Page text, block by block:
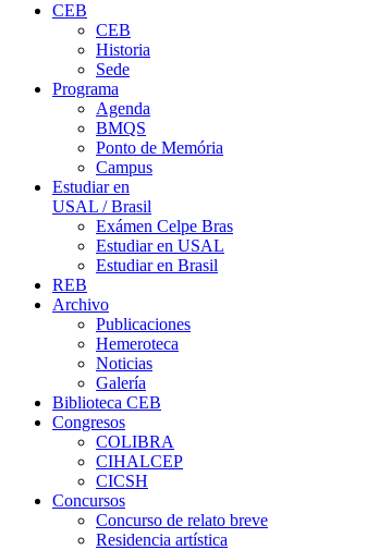
CEB
CEB
Historia
Sede
Programa
Agenda
BMQS
Ponto de Memória
Campus
Estudiar en
USAL / Brasil
Exámen Celpe Bras
Estudiar en USAL
Estudiar en Brasil
REB
Archivo
Publicaciones
Hemeroteca
Noticias
Galería
Biblioteca CEB
Congresos
COLIBRA
CIHALCEP
CICSH
Concursos
Concurso de relato breve
Residencia artística